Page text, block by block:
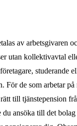
av arbetsgivaren
utan kollektivavtal
studerande
För de som arbetar
till tjänstepension
du ansöka till det